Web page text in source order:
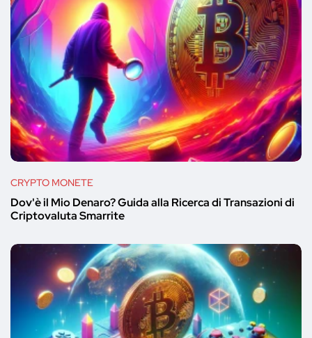
CRYPTO MONETE
Dov'è il Mio Denaro? Guida alla Ricerca di Transazioni di
Criptovaluta Smarrite